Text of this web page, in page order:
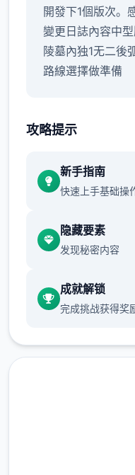
開發下1個版次。
變更日誌內容中
陵墓內独1无二後
路線選擇做準備
攻略提示
新手指南
快速上手基础操
隐藏要素
发现秘密内容
成就解锁
完成挑战获得奖